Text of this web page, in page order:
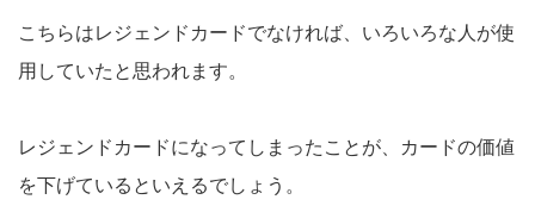
こちらはレジェンドカードでなければ、いろいろな人が使
用していたと思われます。
レジェンドカードになってしまったことが、カードの価値
を下げているといえるでしょう。